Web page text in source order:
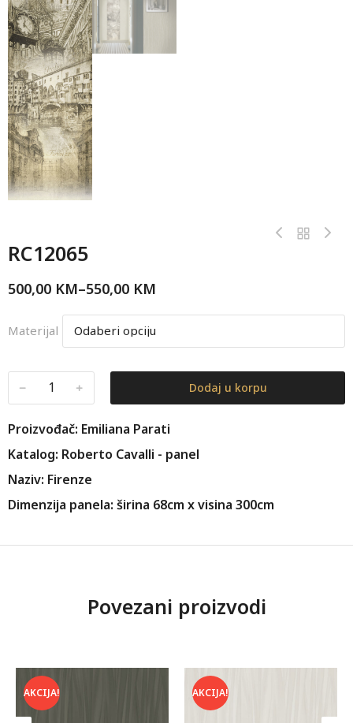
RC12065
500,00 KM–550,00 KM
Materijal
﹣ ﹢ Dodaj u korpu
Proizvođač: Emiliana Parati
Katalog: Roberto Cavalli - panel
Naziv: Firenze
Dimenzija panela: širina 68cm x visina 300cm
Povezani proizvodi
AKCIJA! AKCIJA!